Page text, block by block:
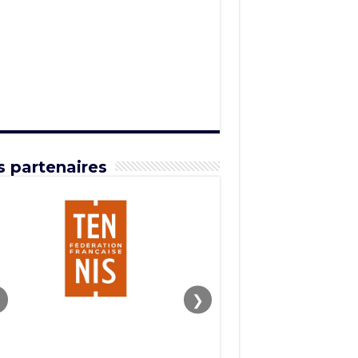
partenaires
❯